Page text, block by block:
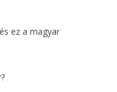
ez a magyar